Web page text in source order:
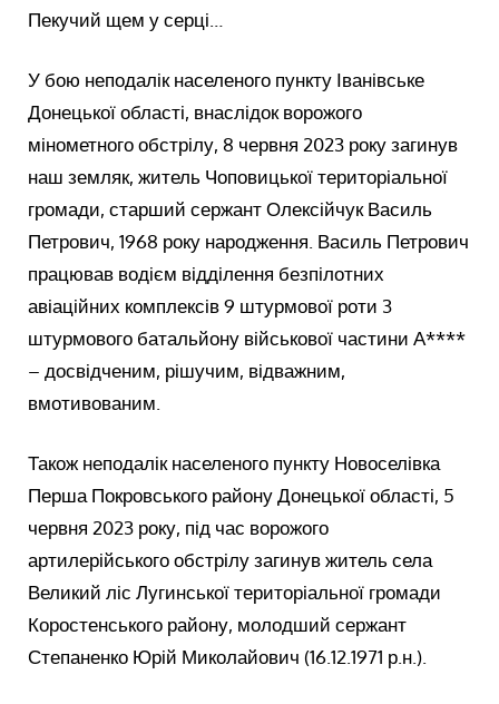
Пекучий щем у серці…
У бою неподалік населеного пункту Іванівське
Донецької області, внаслідок ворожого
мінометного обстрілу, 8 червня 2023 року загинув
наш земляк, житель Чоповицької територіальної
громади, старший сержант Олексійчук Василь
Петрович, 1968 року народження. Василь Петрович
працював водієм відділення безпілотних
авіаційних комплексів 9 штурмової роти 3
штурмового батальйону військової частини А****
– досвідченим, рішучим, відважним,
вмотивованим.
Також неподалік населеного пункту Новоселівка
Перша Покровського району Донецької області, 5
червня 2023 року, під час ворожого
артилерійського обстрілу загинув житель села
Великий ліс Лугинської територіальної громади
Коростенського району, молодший сержант
Степаненко Юрій Миколайович (16.12.1971 р.н.).